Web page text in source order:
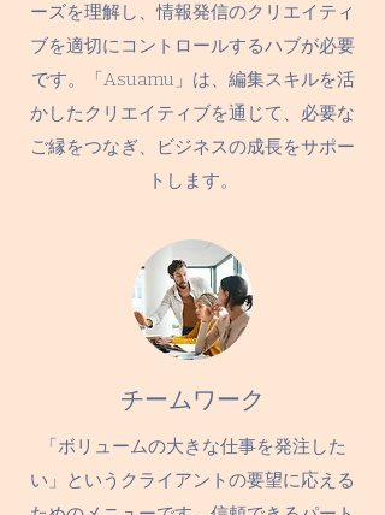
ーズを理解し、情報発信のクリエイティ
ブを適切にコントロールするハブが必要
です。「Asuamu」は、編集スキルを活
かしたクリエイティブを通じて、必要な
ご縁をつなぎ、ビジネスの成長をサポー
トします。
チームワーク
「ボリュームの大きな仕事を発注した
い」というクライアントの要望に応える